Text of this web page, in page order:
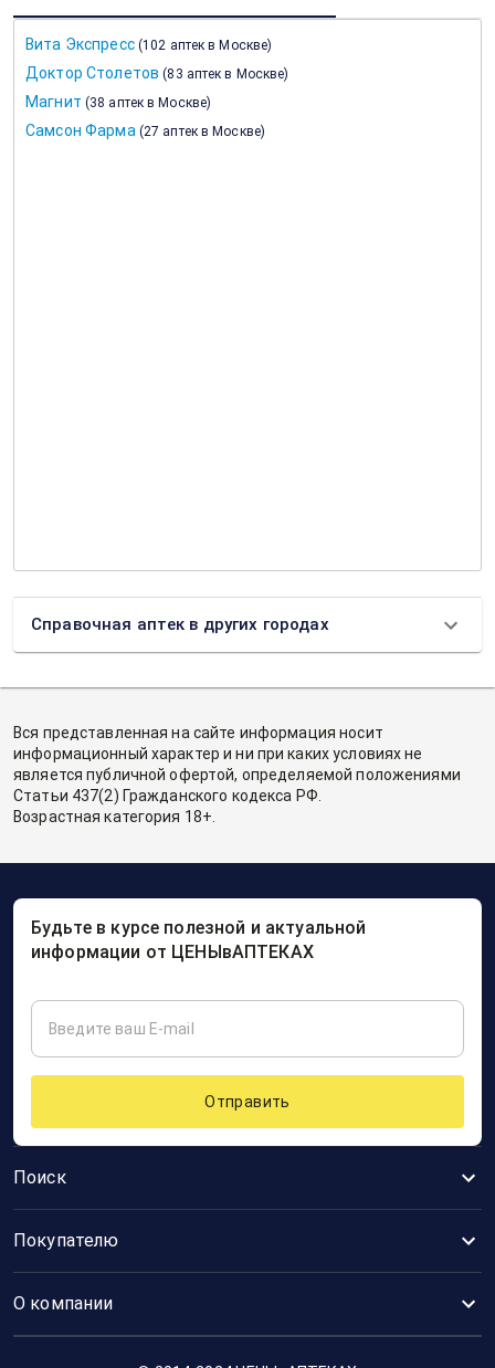
Вита Экспресс (102 аптек в Москве)
Доктор Столетов (83 аптек в Москве)
Магнит (38 аптек в Москве)
Самсон Фарма (27 аптек в Москве)
Справочная аптек в других городах
Вся представленная на сайте информация носит
информационный характер и ни при каких условиях не
является публичной офертой, определяемой положениями
Статьи 437(2) Гражданского кодекса РФ.
Возрастная категория 18+.
Поиск
Покупателю
О компании
Будьте в курсе полезной и актуальной
информации от ЦЕНЫвАПТЕКАХ
Отправить